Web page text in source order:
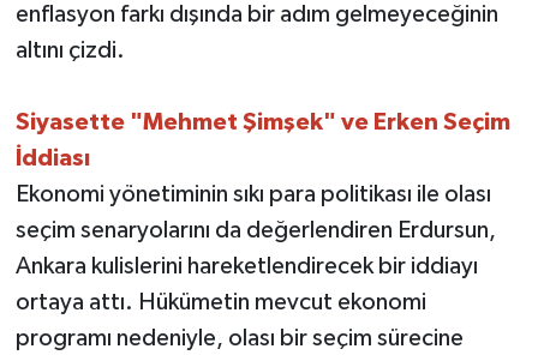
enflasyon farkı dışında bir adım gelmeyeceğinin
altını çizdi.
Siyasette "Mehmet Şimşek" ve Erken Seçim
İddiası
Ekonomi yönetiminin sıkı para politikası ile olası
seçim senaryolarını da değerlendiren Erdursun,
Ankara kulislerini hareketlendirecek bir iddiayı
ortaya attı. Hükümetin mevcut ekonomi
programı nedeniyle, olası bir seçim sürecine